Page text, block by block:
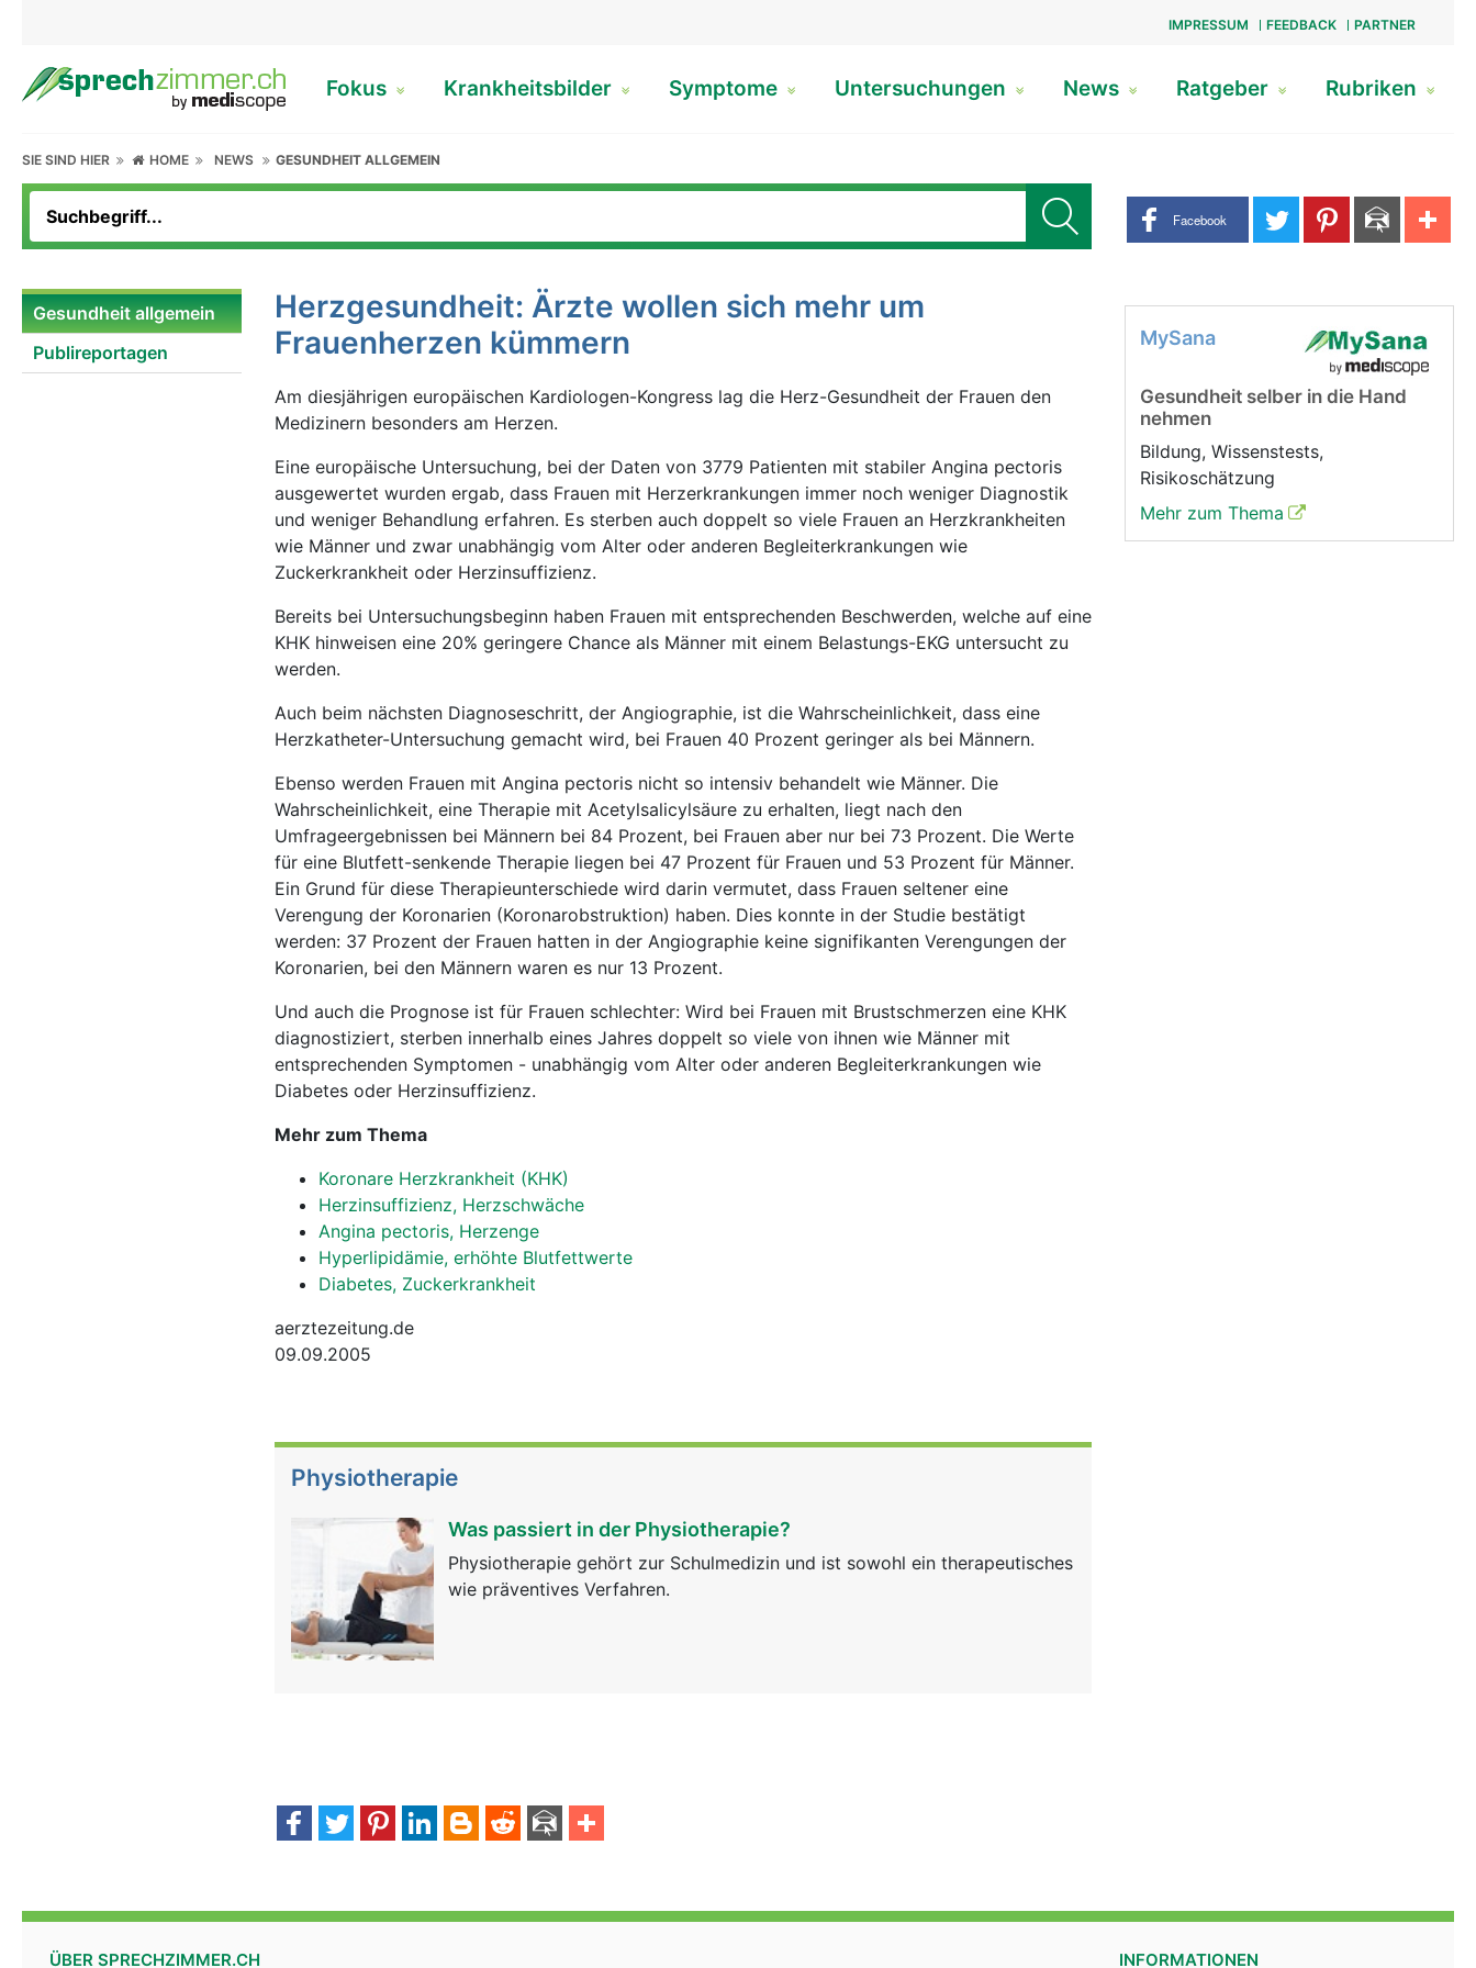
IMPRESSUM FEEDBACK PARTNER
Fokus Krankheitsbilder Symptome Untersuchungen News Ratgeber Rubriken
SIE SIND HIER HOME NEWS GESUNDHEIT ALLGEMEIN
Share buttons
Facebook
Gesundheit allgemein
Publireportagen
Herzgesundheit: Ärzte wollen sich mehr um
Frauenherzen kümmern
Am diesjährigen europäischen Kardiologen-Kongress lag die Herz-Gesundheit der Frauen den
Medizinern besonders am Herzen.
Eine europäische Untersuchung, bei der Daten von 3779 Patienten mit stabiler Angina pectoris
ausgewertet wurden ergab, dass Frauen mit Herzerkrankungen immer noch weniger Diagnostik
und weniger Behandlung erfahren. Es sterben auch doppelt so viele Frauen an Herzkrankheiten
wie Männer und zwar unabhängig vom Alter oder anderen Begleiterkrankungen wie
Zuckerkrankheit oder Herzinsuffizienz.
Bereits bei Untersuchungsbeginn haben Frauen mit entsprechenden Beschwerden, welche auf eine
KHK hinweisen eine 20% geringere Chance als Männer mit einem Belastungs-EKG untersucht zu
werden.
Auch beim nächsten Diagnoseschritt, der Angiographie, ist die Wahrscheinlichkeit, dass eine
Herzkatheter-Untersuchung gemacht wird, bei Frauen 40 Prozent geringer als bei Männern.
Ebenso werden Frauen mit Angina pectoris nicht so intensiv behandelt wie Männer. Die
Wahrscheinlichkeit, eine Therapie mit Acetylsalicylsäure zu erhalten, liegt nach den
Umfrageergebnissen bei Männern bei 84 Prozent, bei Frauen aber nur bei 73 Prozent. Die Werte
für eine Blutfett-senkende Therapie liegen bei 47 Prozent für Frauen und 53 Prozent für Männer.
Ein Grund für diese Therapieunterschiede wird darin vermutet, dass Frauen seltener eine
Verengung der Koronarien (Koronarobstruktion) haben. Dies konnte in der Studie bestätigt
werden: 37 Prozent der Frauen hatten in der Angiographie keine signifikanten Verengungen der
Koronarien, bei den Männern waren es nur 13 Prozent.
Und auch die Prognose ist für Frauen schlechter: Wird bei Frauen mit Brustschmerzen eine KHK
diagnostiziert, sterben innerhalb eines Jahres doppelt so viele von ihnen wie Männer mit
entsprechenden Symptomen - unabhängig vom Alter oder anderen Begleiterkrankungen wie
Diabetes oder Herzinsuffizienz.
Mehr zum Thema
Koronare Herzkrankheit (KHK)
Herzinsuffizienz, Herzschwäche
Angina pectoris, Herzenge
Hyperlipidämie, erhöhte Blutfettwerte
Diabetes, Zuckerkrankheit
aerztezeitung.de
09.09.2005
Physiotherapie
Was passiert in der Physiotherapie?
Physiotherapie gehört zur Schulmedizin und ist sowohl ein therapeutisches
wie präventives Verfahren.
MySana
Gesundheit selber in die Hand
nehmen
Bildung, Wissenstests,
Risikoschätzung
Mehr zum Thema
ÜBER SPRECHZIMMER.CH INFORMATIONEN